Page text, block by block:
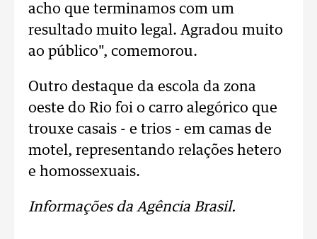
acho que terminamos com um
resultado muito legal. Agradou muito
ao público", comemorou.
Outro destaque da escola da zona
oeste do Rio foi o carro alegórico que
trouxe casais - e trios - em camas de
motel, representando relações hetero
e homossexuais.
Informações da Agência Brasil.